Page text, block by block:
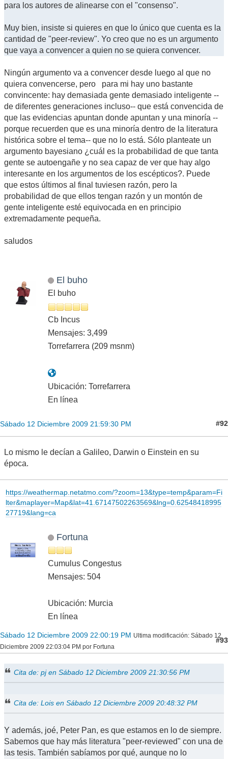
para los autores de alinearse con el "consenso".
Muy bien, insiste si quieres en que lo único que cuenta es la
cantidad de "peer-review". Yo creo que no es un argumento
que vaya a convencer a quien no se quiera convencer.
Ningún argumento va a convencer desde luego al que no
quiera convencerse, pero para mi hay uno bastante
convincente: hay demasiada gente demasiado inteligente --
de diferentes generaciones incluso-- que está convencida de
que las evidencias apuntan donde apuntan y una minoría --
porque recuerden que es una minoría dentro de la literatura
histórica sobre el tema-- que no lo está. Sólo planteate un
argumento bayesiano ¿cuál es la probabilidad de que tanta
gente se autoengañe y no sea capaz de ver que hay algo
interesante en los argumentos de los escépticos?. Puede
que estos últimos al final tuviesen razón, pero la
probabilidad de que ellos tengan razón y un montón de
gente inteligente esté equivocada en en principio
extremadamente pequeña.
saludos
El buho
El buho
Cb Incus
Mensajes: 3,499
Torrefarrera (209 msnm)
Ubicación: Torrefarrera
En línea
Sábado 12 Diciembre 2009 21:59:30 PM #92
Lo mismo le decían a Galileo, Darwin o Einstein en su
época.
https://weathermap.netatmo.com/?zoom=13&type=temp&param=Fi
lter&maplayer=Map&lat=41.67147502263569&lng=0.62548418995
27719&lang=ca
Fortuna
Cumulus Congestus
Mensajes: 504
Ubicación: Murcia
En línea
Sábado 12 Diciembre 2009 22:00:19 PM Ultima modificación: Sábado 12
Diciembre 2009 22:03:04 PM por Fortuna
#93
Cita de: pj en Sábado 12 Diciembre 2009 21:30:56 PM
Cita de: Lois en Sábado 12 Diciembre 2009 20:48:32 PM
Y además, joé, Peter Pan, es que estamos en lo de siempre.
Sabemos que hay más literatura "peer-reviewed" con una de
las tesis. También sabíamos por qué, aunque no lo